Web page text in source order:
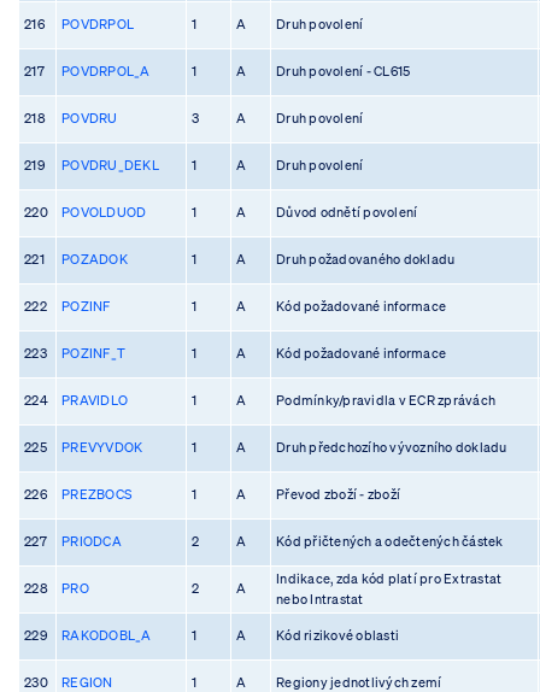
216 POVDRPOL 1 A Druh povolení
217 POVDRPOL_A 1 A Druh povolení - CL615
218 POVDRU 3 A Druh povolení
219 POVDRU_DEKL 1 A Druh povolení
220 POVOLDUOD 1 A Důvod odnětí povolení
221 POZADOK 1 A Druh požadovaného dokladu
222 POZINF 1 A Kód požadované informace
223 POZINF_T 1 A Kód požadované informace
224 PRAVIDLO 1 A Podmínky/pravidla v ECR zprávách
225 PREVYVDOK 1 A Druh předchozího vývozního dokladu
226 PREZBOCS 1 A Převod zboží - zboží
227 PRIODCA 2 A Kód přičtených a odečtených částek
228 PRO 2 A
Indikace, zda kód platí pro Extrastat
nebo Intrastat
229 RAKODOBL_A 1 A Kód rizikové oblasti
230 REGION 1 A Regiony jednotlivých zemí